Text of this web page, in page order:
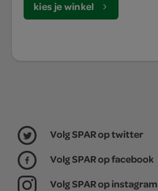
kies je winkel
Volg SPAR op twitter
Volg SPAR op facebook
Volg SPAR op instagram